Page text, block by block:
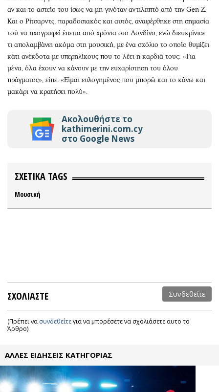
αν και το αστείο του ίσως να μη γινόταν αντιληπτό από την Gen Z.
Και ο Ρίτσαρντς, παραδοσιακός και αυτός, αναφέρθηκε στη σημασία
τού να ηχογραφεί έπειτα από χρόνια στο Λονδίνο, ενώ διευκρίνισε
τι απολαμβάνει ακόμα στη μουσική, με ένα σχόλιο το οποίο θυμίζει
κάτι ανέκδοτα με υπερηλίκους που το λέει η καρδιά τους: «Για
μένα, όλα έχουν να κάνουν με την ευχαρίστηση του όλου
πράγματος», είπε. «Είμαι ευλογημένος που μπορώ και το κάνω και
μακάρι να κρατήσει πολύ».
Ακολουθήστε το
kathimerini.com.cy
στο Google News
ΣΧΕΤΙΚΑ TAGS
Μουσική
ΣΧΟΛΙΑΣΤΕ Συνδεθείτε
(Πρέπει να συνδεθείτεγια να μπορέσετε να σχολιάσετε αυτο το
Άρθρο)
ΑΛΛΕΣ ΕΙΔΗΣΕΙΣ ΚΑΤΗΓΟΡΙΑΣ